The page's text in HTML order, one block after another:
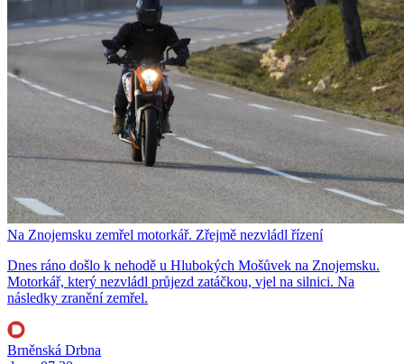
Na Znojemsku zemřel motorkář. Zřejmě nezvládl řízení
Dnes ráno došlo k nehodě u Hlubokých Mošůvek na Znojemsku.
Motorkář, který nezvládl průjezd zatáčkou, vjel na silnici. Na
následky zranění zemřel.
Brněnská Drbna